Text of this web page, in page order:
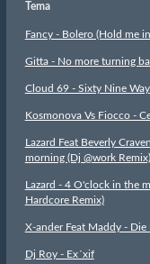
Tema
Fancy - Bolero (Hold me
Gitta - No more turning
Cloud 69 - Sixty Nine
Kosmonova Vs Fiocco -
Lazard Feat Beverly
morning (Dj @work Remix)
Lazard - 4 O'clock in the
Hardcore Remix)
X-ander Feat Maddy -
Dj Roy - Ex´xif